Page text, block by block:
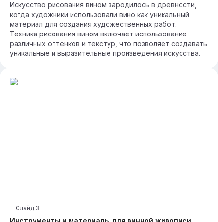
Искусство рисования вином зародилось в древности,
когда художники использовали вино как уникальный
материал для создания художественных работ.
Техника рисования вином включает использование
различных оттенков и текстур, что позволяет создавать
уникальные и выразительные произведения искусства.
Инструменты и материалы для винной живописи
Слайд 3